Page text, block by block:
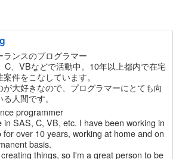
ランスのプログラマー
C、VBなどで活動中。10年以上都内で在宅
件をこなしています。
が大好きなので、プログラマーにとても向
人間です。
programmer
in SAS, C, VB, etc. I have been working in
for over 10 years, working at home and on
basis.
things, so I'm a great person to be